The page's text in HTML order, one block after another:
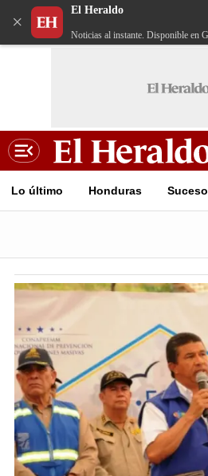
×
El Heraldo
Noticias al instante. Disponible en
Lo último Honduras